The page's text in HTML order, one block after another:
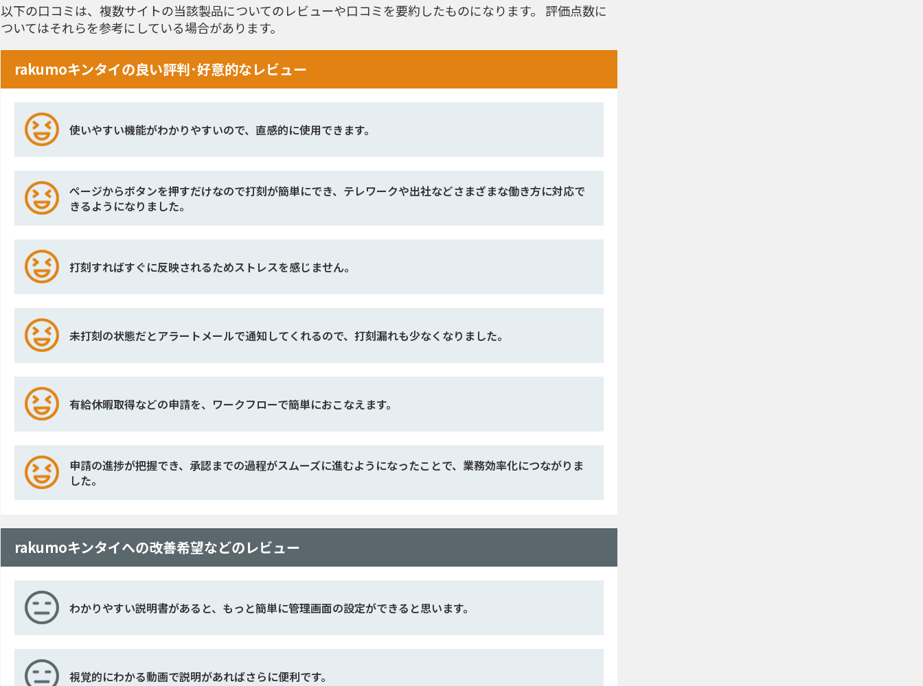
以下の口コミは、複数サイトの当該製品についてのレビューや口コミを要約したものになります。 評価点数に
ついてはそれらを参考にしている場合があります。
rakumoキンタイの良い評判･好意的なレビュー
使いやすい機能がわかりやすいので、直感的に使用できます。
ページからボタンを押すだけなので打刻が簡単にでき、テレワークや出社などさまざまな働き方に対応で
きるようになりました。
打刻すればすぐに反映されるためストレスを感じません。
未打刻の状態だとアラートメールで通知してくれるので、打刻漏れも少なくなりました。
有給休暇取得などの申請を、ワークフローで簡単におこなえます。
申請の進捗が把握でき、承認までの過程がスムーズに進むようになったことで、業務効率化につながりま
した。
rakumoキンタイへの改善希望などのレビュー
わかりやすい説明書があると、もっと簡単に管理画面の設定ができると思います。
視覚的にわかる動画で説明があればさらに便利です。